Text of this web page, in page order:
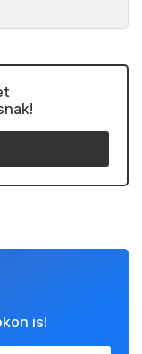
is!